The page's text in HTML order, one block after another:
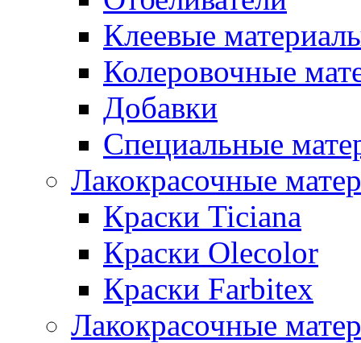
Клеевые
Колеровочные
Добавки
Специальные
Лакокрасочные
Краски Ticiana
Краски Olecolor
Краски Farbitex
Лакокрасочные